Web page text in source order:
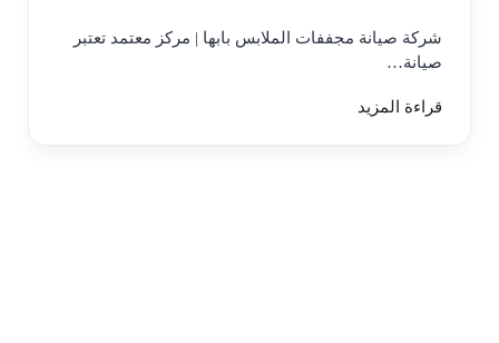
شركة صيانة مجففات الملابس بابها | مركز معتمد تعتبر
صيانة…
قراءة المزيد